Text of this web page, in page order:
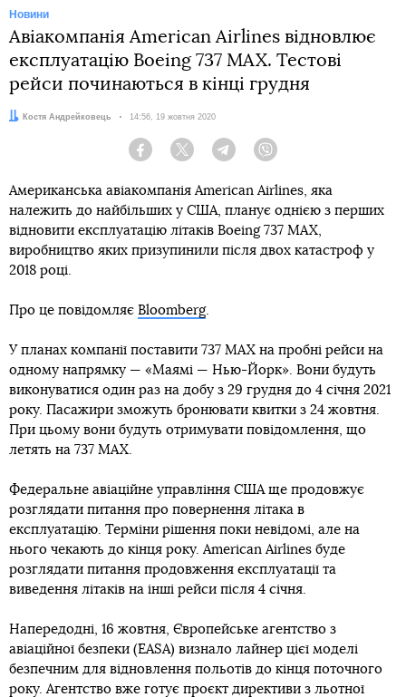
Новини
Авіакомпанія American Airlines відновлює
експлуатацію Boeing 737 MAX. Тестові
рейси починаються в кінці грудня
Автор:Костя Андрейковець Дата:
14:56, 19 жовтня 2020
Facebook Twitter Telegram
Американська авіакомпанія American Airlines, яка
належить до найбільших у США, планує однією з перших
відновити експлуатацію літаків Boeing 737 MAX,
виробництво яких призупинили після двох катастроф у
2018 році.
Про це повідомляє Bloomberg.
У планах компанії поставити 737 MAX на пробні рейси на
одному напрямку — «Маямі — Нью-Йорк». Вони будуть
виконуватися один раз на добу з 29 грудня до 4 січня 2021
року. Пасажири зможуть бронювати квитки з 24 жовтня.
При цьому вони будуть отримувати повідомлення, що
летять на 737 MAX.
Федеральне авіаційне управління США ще продовжує
розглядати питання про повернення літака в
експлуатацію. Терміни рішення поки невідомі, але на
нього чекають до кінця року. American Airlines буде
розглядати питання продовження експлуатації та
виведення літаків на інші рейси після 4 січня.
Напередодні, 16 жовтня, Європейське агентство з
авіаційної безпеки (EASA) визнало лайнер цієї моделі
безпечним для відновлення польотів до кінця поточного
року. Агентство вже готує проєкт директиви з льотної